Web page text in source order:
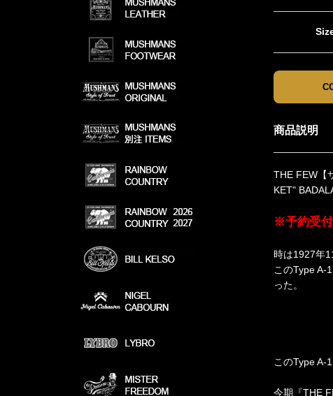
商品説明
THE FEW【
KET"
※予約受
時は1927年
このType A-
った。
このType A-
今期『THE